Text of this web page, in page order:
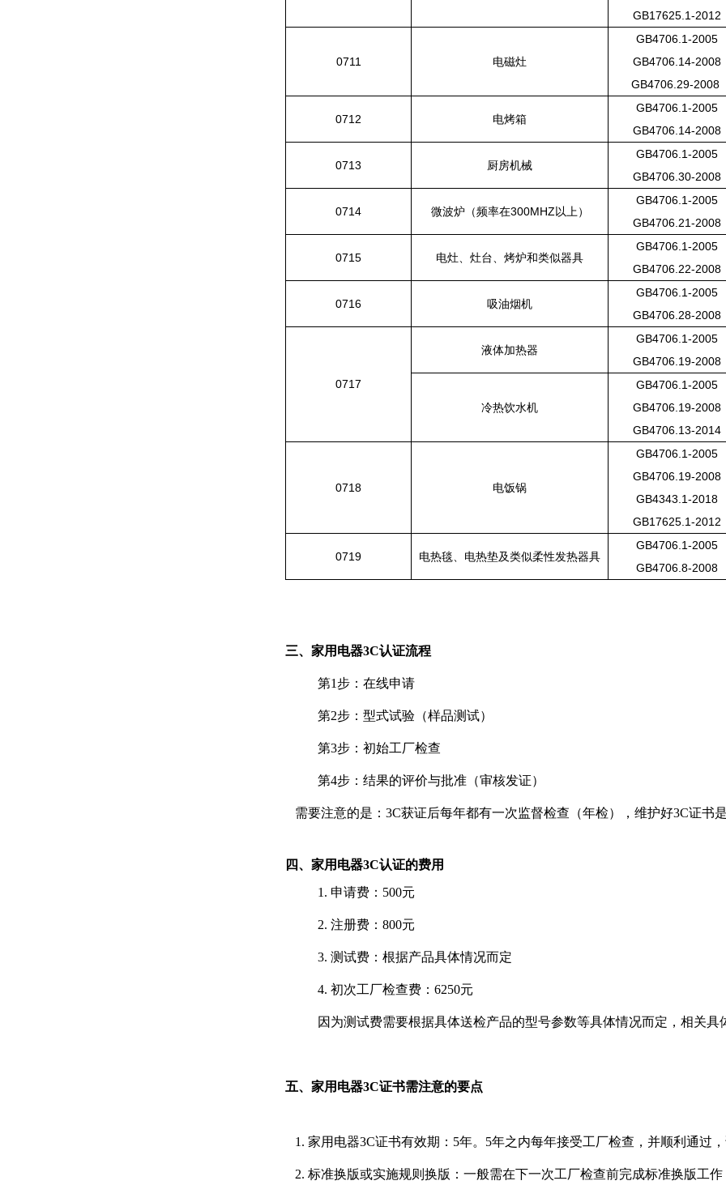
GB17625.1-2012
0711 电磁灶
GB4706.1-2005
GB4706.14-2008
GB4706.29-2008
0712 电烤箱
GB4706.1-2005
GB4706.14-2008
0713 厨房机械
GB4706.1-2005
GB4706.30-2008
0714 微波炉（频率在300MHZ以上）
GB4706.1-2005
GB4706.21-2008
0715 电灶、灶台、烤炉和类似器具
GB4706.1-2005
GB4706.22-2008
0716 吸油烟机
GB4706.1-2005
GB4706.28-2008
0717
液体加热器
GB4706.1-2005
GB4706.19-2008
冷热饮水机
GB4706.1-2005
GB4706.19-2008
GB4706.13-2014
0718 电饭锅
GB4706.1-2005
GB4706.19-2008
GB4343.1-2018
GB17625.1-2012
0719 电热毯、电热垫及类似柔性发热器具
GB4706.1-2005
GB4706.8-2008
三、家用电器3C认证流程
第1步：在线申请
第2步：型式试验（样品测试）
第3步：初始工厂检查
第4步：结果的评价与批准（审核发证）
需要注意的是： 3C获证后每年都有一次监督检查（年检），维护好3C证书
四、家用电器3C认证的费用
1. 申请费：500元
2. 注册费：800元
3. 测试费：根据产品具体情况而定
4. 初次工厂检查费：6250元
因为测试费需要根据具体送检产品的型号参数等具体情况而定，相关
五、家用电器3C证书需注意的要点
1. 家用电器3C证书有效期：5年。5年之内每年接受工厂检查，并顺利通过
2. 标准换版或实施规则换版：一般需在下一次工厂检查前完成标准换版工